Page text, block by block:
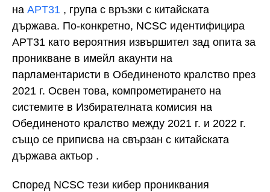
на APT31 , група с връзки с китайската
държава. По-конкретно, NCSC идентифицира
APT31 като вероятния извършител зад опита за
проникване в имейл акаунти на
парламентаристи в Обединеното кралство през
2021 г. Освен това, компрометирането на
системите в Избирателната комисия на
Обединеното кралство между 2021 г. и 2022 г.
също се приписва на свързан с китайската
държава актьор .
Според NCSC тези кибер прониквания